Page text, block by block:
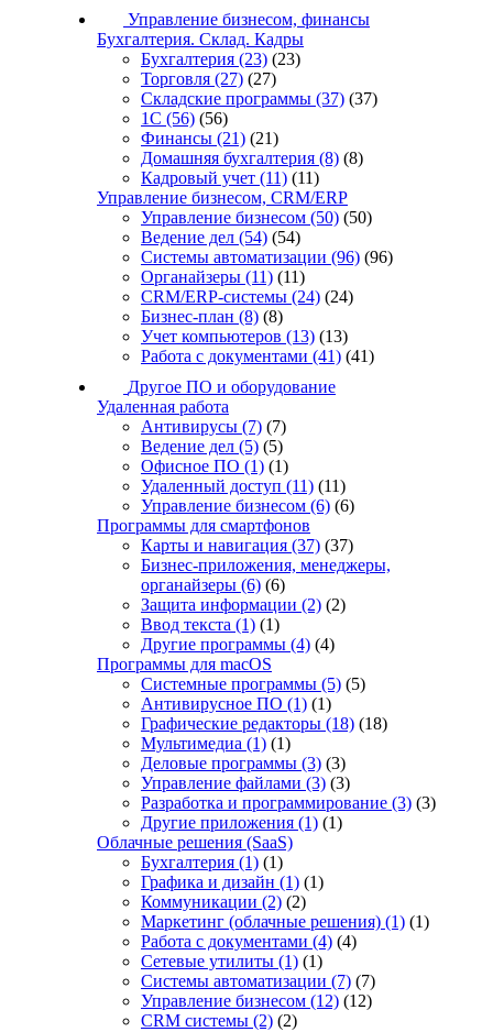
Управление бизнесом, финансы
Бухгалтерия. Склад. Кадры
Бухгалтерия (23) (23)
Торговля (27) (27)
Складские программы (37) (37)
1С (56) (56)
Финансы (21) (21)
Домашняя бухгалтерия (8) (8)
Кадровый учет (11) (11)
Управление бизнесом, CRM/ERP
Управление бизнесом (50) (50)
Ведение дел (54) (54)
Системы автоматизации (96) (96)
Органайзеры (11) (11)
CRM/ERP-системы (24) (24)
Бизнес-план (8) (8)
Учет компьютеров (13) (13)
Работа с документами (41) (41)
Другое ПО и оборудование
Удаленная работа
Антивирусы (7) (7)
Ведение дел (5) (5)
Офисное ПО (1) (1)
Удаленный доступ (11) (11)
Управление бизнесом (6) (6)
Программы для смартфонов
Карты и навигация (37) (37)
Бизнес-приложения, менеджеры,
органайзеры (6) (6)
Защита информации (2) (2)
Ввод текста (1) (1)
Другие программы (4) (4)
Программы для macOS
Системные программы (5) (5)
Антивирусное ПО (1) (1)
Графические редакторы (18) (18)
Мультимедиа (1) (1)
Деловые программы (3) (3)
Управление файлами (3) (3)
Разработка и программирование (3) (3)
Другие приложения (1) (1)
Облачные решения (SaaS)
Бухгалтерия (1) (1)
Графика и дизайн (1) (1)
Коммуникации (2) (2)
Маркетинг (облачные решения) (1) (1)
Работа с документами (4) (4)
Сетевые утилиты (1) (1)
Системы автоматизации (7) (7)
Управление бизнесом (12) (12)
CRM системы (2) (2)